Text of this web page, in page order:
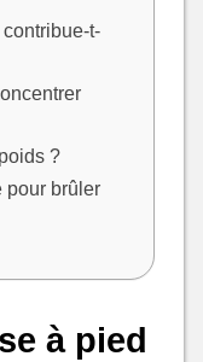
t-
?
pour brûler
à pied